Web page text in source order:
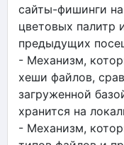
сайты-фишинги
цветовых палитр
предыдущих
- Механизм,
хеши файлов,
загруженной
хранится на
- Механизм,